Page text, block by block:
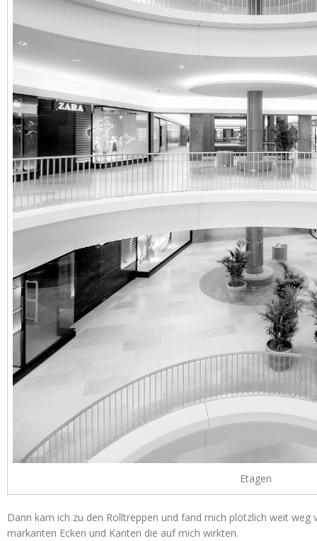
Etagen
Dann kam ich zu den Rolltreppen und fand mich plötzlich weit weg
markanten Ecken und Kanten die auf mich wirkten.